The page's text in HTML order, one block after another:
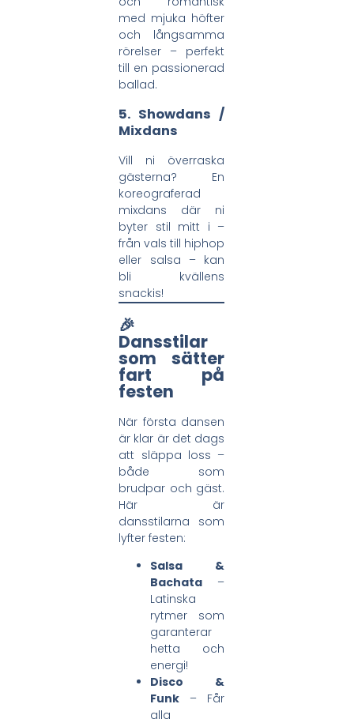
med mjuka höfter
och långsamma
rörelser – perfekt
till en passionerad
ballad.
5. Showdans /
Mixdans
Vill ni överraska
gästerna? En
koreograferad
mixdans där ni
byter stil mitt i –
från vals till hiphop
eller salsa – kan
bli kvällens
snackis!
🎉
Dansstilar
som sätter
fart på
festen
När första dansen
är klar är det dags
att släppa loss –
både som
brudpar och gäst.
Här är
dansstilarna som
lyfter festen:
Salsa &
Bachata –
Latinska
rytmer som
garanterar
hetta och
energi!
Disco &
Funk – Får
alla